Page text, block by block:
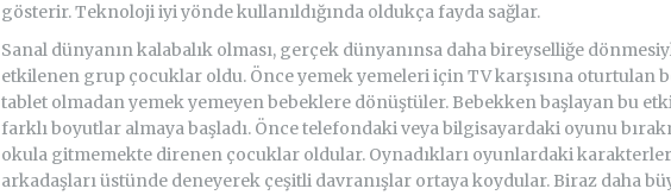
gösterir. Teknoloji iyi yönde kullanıldığında oldukça fayda sağlar.
Sanal dünyanın kalabalık olması, gerçek dünyanınsa daha bireyselliğe
etkilenen grup çocuklar oldu. Önce yemek yemeleri için TV karşısına oturtulan
tablet olmadan yemek yemeyen bebeklere dönüştüler. Bebekken başlayan bu
farklı boyutlar almaya başladı. Önce telefondaki veya bilgisayardaki oyunu
okula gitmemekte direnen çocuklar oldular. Oynadıkları oyunlardaki
arkadaşları üstünde deneyerek çeşitli davranışlar ortaya koydular. Biraz daha